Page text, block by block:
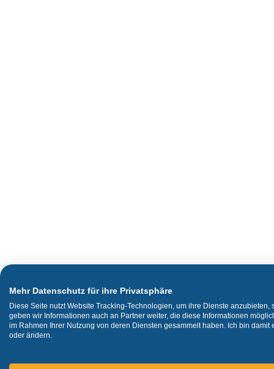
Mehr Datenschutz für ihre Privatsphäre
Diese Seite nutzt Website Tracking-Technologien, um ihre Dienste
geben wir Informationen auch an Partner weiter, die diese Informationen
im Rahmen Ihrer Nutzung von deren Diensten gesammelt haben. Ich bin
oder ändern.